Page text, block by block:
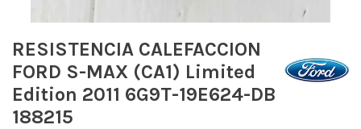
RESISTENCIA CALEFACCION
FORD S-MAX (CA1) Limited
Edition 2011 6G9T-19E624-DB
188215